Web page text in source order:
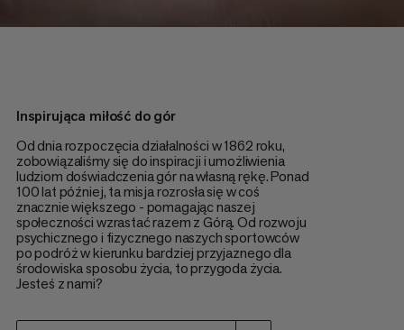
Inspirująca miłość do gór
Od dnia rozpoczęcia działalności w 1862 roku,
zobowiązaliśmy się do inspiracji i umożliwienia
ludziom doświadczenia gór na własną rękę. Ponad
100 lat później, ta misja rozrosła się w coś
znacznie większego - pomagając naszej
społeczności wzrastać razem z Górą. Od rozwoju
psychicznego i fizycznego naszych sportowców
po podróż w kierunku bardziej przyjaznego dla
środowiska sposobu życia, to przygoda życia.
Jesteś z nami?